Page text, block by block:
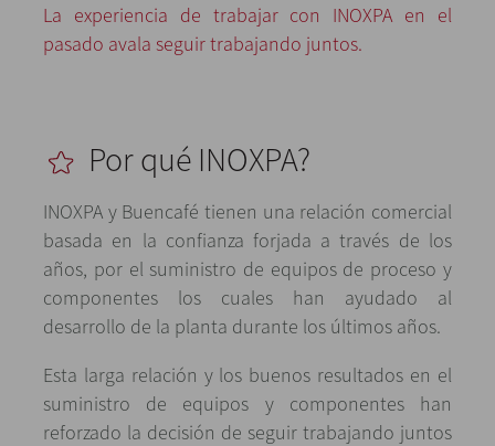
La experiencia de trabajar con INOXPA en el
pasado avala seguir trabajando juntos.
Por qué INOXPA?
INOXPA y Buencafé tienen una relación comercial
basada en la confianza forjada a través de los
años, por el suministro de equipos de proceso y
componentes los cuales han ayudado al
desarrollo de la planta durante los últimos años.
Esta larga relación y los buenos resultados en el
suministro de equipos y componentes han
reforzado la decisión de seguir trabajando juntos